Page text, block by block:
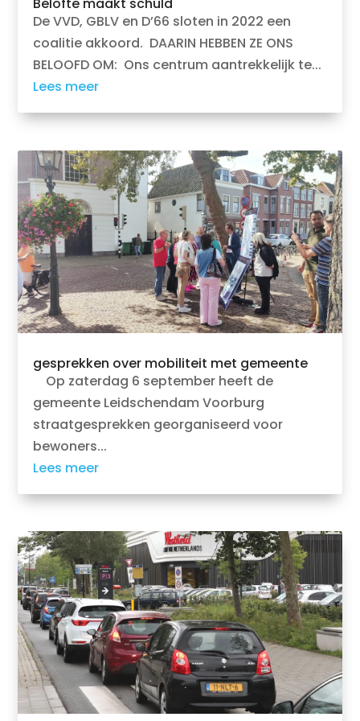
Belofte maakt schuld
De VVD, GBLV en D’66 sloten in 2022 een
coalitie akkoord. DAARIN HEBBEN ZE ONS
BELOOFD OM: Ons centrum aantrekkelijk te...
Lees meer
gesprekken over mobiliteit met gemeente
Op zaterdag 6 september heeft de
gemeente Leidschendam Voorburg
straatgesprekken georganiseerd voor
bewoners...
Lees meer